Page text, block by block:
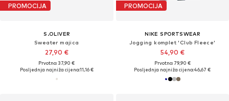
PROMOCIJA
S.OLIVER
Sweater majica
27,90 €
Prvotno: 37,90 €
Posljednja najniža cijena:11,16 €
PROMOCIJA
NIKE SPORTSWEAR
Jogging komplet 'Club Fleece'
54,90 €
Prvotno: 79,90 €
Posljednja najniža cijena:46,67 €